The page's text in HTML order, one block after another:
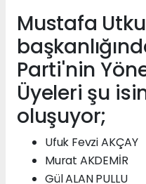
Mustafa Utku
Parti'nin
Üyeleri şu
oluşuyor;
Ufuk Fevzi AKÇAY
Murat AKDEMİR
Gül ALAN PULLU